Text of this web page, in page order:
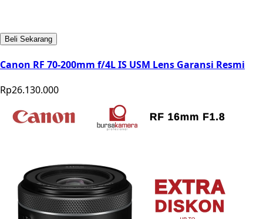
Beli Sekarang
Canon RF 70-200mm f/4L IS USM Lens Garansi Resmi
Rp26.130.000